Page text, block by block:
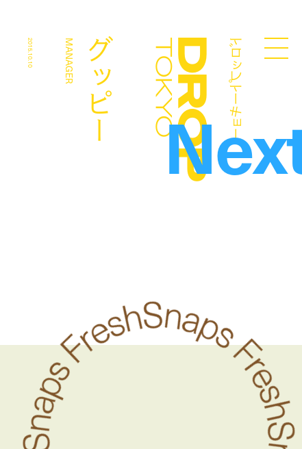
Droptokyo ドロップトーキョー
グッピー
MANAGER
2015.10.10